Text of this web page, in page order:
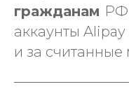
гражданам РФ
аккаунты
и за считанные